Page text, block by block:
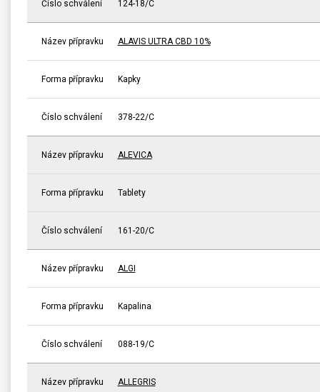
Číslo schválení 124-18/C
Název přípravku ALAVIS ULTRA CBD 10%
Forma přípravku Kapky
Číslo schválení 378-22/C
Název přípravku ALEVICA
Forma přípravku Tablety
Číslo schválení 161-20/C
Název přípravku ALGI
Forma přípravku Kapalina
Číslo schválení 088-19/C
Název přípravku ALLEGRIS